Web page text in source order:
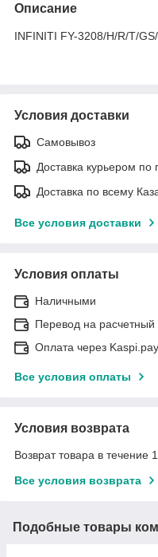
Описание
INFINITI FY-3208/H/R/T/
Условия доставки
Самовывоз
Доставка курьером по
Доставка по всему
Все условия доставки
Условия оплаты
Наличными
Перевод на
Оплата через
Все условия оплаты
Условия возврата
Возврат товара в течение
Все условия возврата
Подобные товары